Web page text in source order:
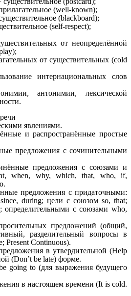
(well-known);
(blackboard);
(self-respect);
от неопределённой
от существительных (cold
интернациональных слов
антонимии, лексической
явлениями.
и распространённые простые
с сочинительными
предложения с союзами и
when, why, which, that, who, if,
предложения с придаточными:
during; цели с союзом so, that;
определительными с союзами who,
предложений (общий,
разделительный вопросы в
Present Continuous).
в утвердительной (Help
(Don’t be late) форме.
to (для выражения будущего
в настоящем времени (It is cold.